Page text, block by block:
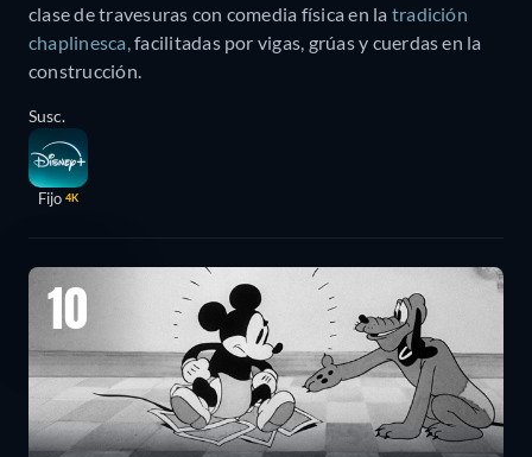
clase de travesuras con comedia física en la tradición
chaplinesca,facilitadas por vigas, grúas y cuerdas en la
construcción.
Susc.
Fijo 4K
10